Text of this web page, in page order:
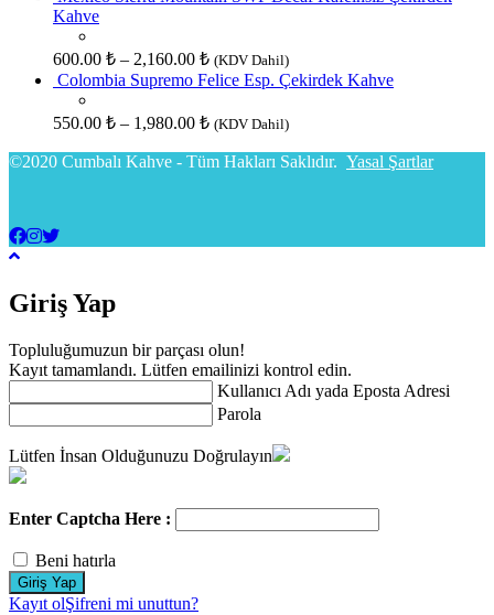
Kahve
600.00 ₺ – 2,160.00 ₺ (KDV Dahil)
Colombia Supremo Felice Esp. Çekirdek Kahve
550.00 ₺ – 1,980.00 ₺ (KDV Dahil)
©2020 Cumbalı Kahve - Tüm Hakları Saklıdır. Yasal Şartlar
Giriş Yap
Topluluğumuzun bir parçası olun!
Kayıt tamamlandı. Lütfen emailinizi kontrol edin.
Kullanıcı Adı yada Eposta Adresi
Parola
Lütfen İnsan Olduğunuzu Doğrulayın
Enter Captcha Here :
Beni hatırla
Kayıt olŞifreni mi unuttun?